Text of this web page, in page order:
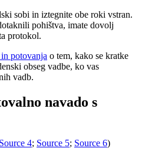
sobi in iztegnite obe roki vstran.
pohištva, imate dovolj
protokol.
potovanja o tem, kako se kratke
obseg vadbe, ko vas
vadb.
navado s
Source 4; Source 5; Source 6)